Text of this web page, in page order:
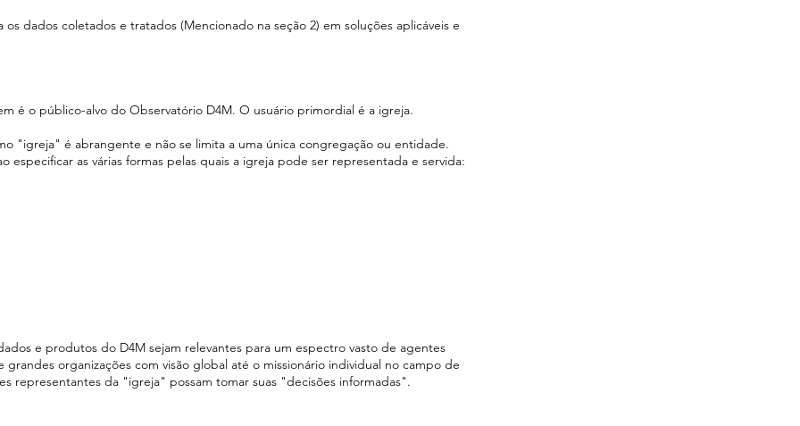
dados coletados e tratados (Mencionado na seção 2) em soluções aplicáveis e
é o público-alvo do Observatório D4M. O usuário primordial é a igreja.
"igreja" é abrangente e não se limita a uma única congregação ou entidade.
especificar as várias formas pelas quais a igreja pode ser representada e servida:
e produtos do D4M sejam relevantes para um espectro vasto de agentes
grandes organizações com visão global até o missionário individual no campo de
representantes da "igreja" possam tomar suas "decisões informadas".